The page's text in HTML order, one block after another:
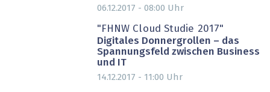
06.12.2017 - 08:00 Uhr
"FHNW Cloud Studie 2017"
Digitales Donnergrollen – das
Spannungsfeld zwischen Business
und IT
14.12.2017 - 11:00 Uhr